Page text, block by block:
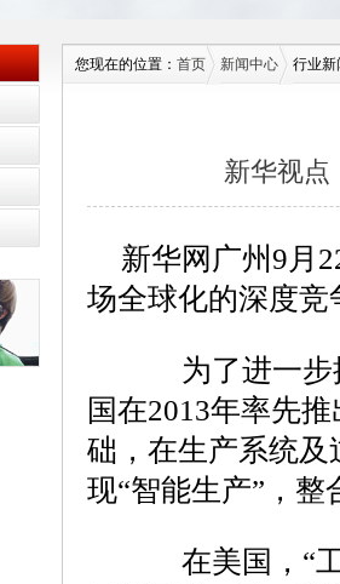
您现在的位置： 首页 新闻中心 行业新
新华视点
新华网广州9月
场全球化的深度
为了进一步提
国在2013年率先
础，在生产系统及
现“智能生产”，整
在美国，“工